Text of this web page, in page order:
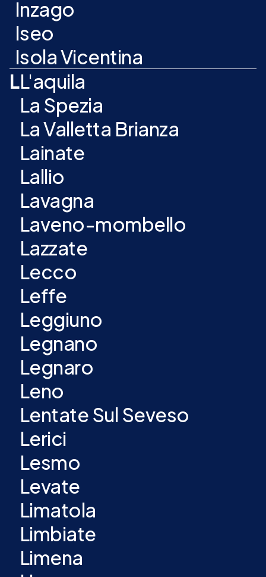
Inzago
Iseo
Isola Vicentina
LL'aquila
La Spezia
La Valletta Brianza
Lainate
Lallio
Lavagna
Laveno-mombello
Lazzate
Lecco
Leffe
Leggiuno
Legnano
Legnaro
Leno
Lentate Sul Seveso
Lerici
Lesmo
Levate
Limatola
Limbiate
Limena